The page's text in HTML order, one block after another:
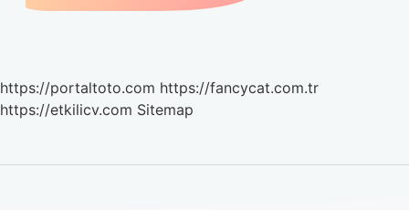
https://portaltoto.com https://fancycat.com.tr
https://etkilicv.com Sitemap